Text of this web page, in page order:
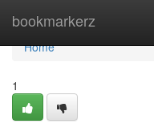
bookmarkerz
Home
Home
1